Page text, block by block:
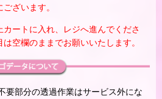
ざいます。
ートに入れ、レジへ進んでくださ
空欄のままでお願いいたします。
要部分の透過作業はサービス外にな